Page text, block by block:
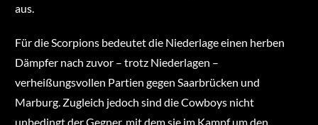
aus.
Für die Scorpions bedeutet die Niederlage einen herben
Dämpfer nach zuvor – trotz Niederlagen –
verheißungsvollen Partien gegen Saarbrücken und
Marburg. Zugleich jedoch sind die Cowboys nicht
unbedingt der Gegner, mit dem sie im Kampf um den